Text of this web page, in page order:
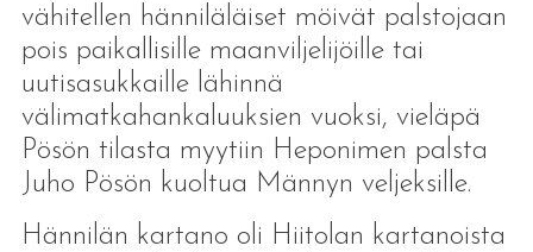
vähitellen hänniläläiset möivät palstojaan
pois paikallisille maanviljelijöille tai
uutisasukkaille lähinnä
välimatkahankaluuksien vuoksi, vieläpä
Pösön tilasta myytiin Heponimen palsta
Juho Pösön kuoltua Männyn veljeksille.
Hännilän kartano oli Hiitolan kartanoista